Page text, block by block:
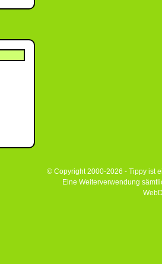
© Copyright 2000-2026 - Tippy ist
Eine Weiterverwendung